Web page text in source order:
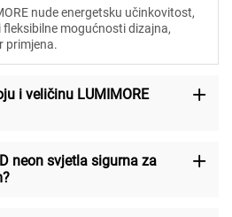
nude energetsku učinkovitost,
mogućnosti dizajna,
primjena.
i veličinu LUMIMORE
neon svjetla sigurna za